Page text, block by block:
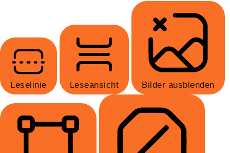
Leselinie Leseansicht Bilder ausblenden